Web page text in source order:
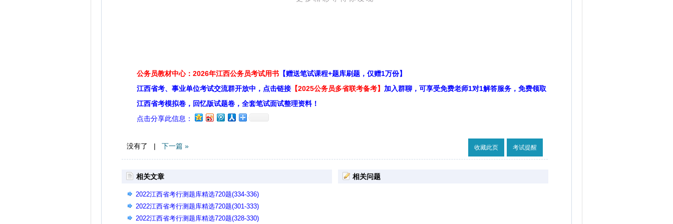
公务员教材中心：2026年江西公务员考试用书 【赠送笔试课程+题库刷题，仅赠1万份】
江西省考、事业单位考试交流群开放中，点击链接 【2025公务员多省联考备考】 加入群聊，可享受免费老师1对1解答服务，免费领取
江西省考模拟卷，回忆版试题卷，全套笔试面试整理资料！
点击分享此信息：
没有了 | 下一篇 » 收藏此页 考试提醒
相关文章
2022江西省考行测题库精选720题(334-336)
2022江西省考行测题库精选720题(301-333)
2022江西省考行测题库精选720题(328-330)
相关问题